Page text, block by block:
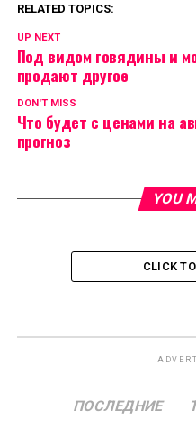
RELATED TOPICS:
UP NEXT
Под видом говядины и
продают другое
DON'T MISS
Что будет с ценами на
прогноз
YOU
CLICK
ПОСЛЕДНИЕ